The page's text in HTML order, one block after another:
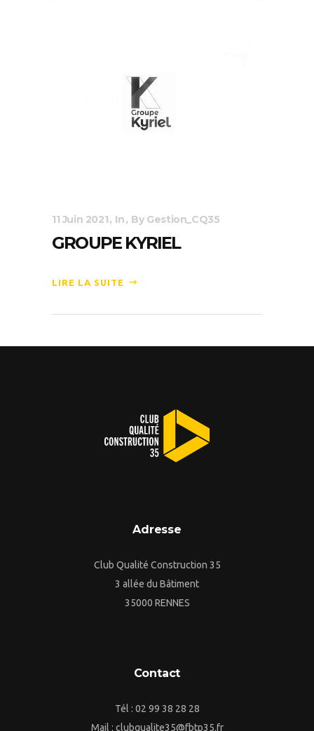
11 Juin 2021 In By Gestion_CQ35
GROUPE KYRIEL
LIRE LA SUITE
Adresse
Club Qualité Construction 35
3 allée du Bâtiment
35000 RENNES
Contact
Tél : 02 99 38 28 28
Mail : clubqualite35@fbtp35.fr